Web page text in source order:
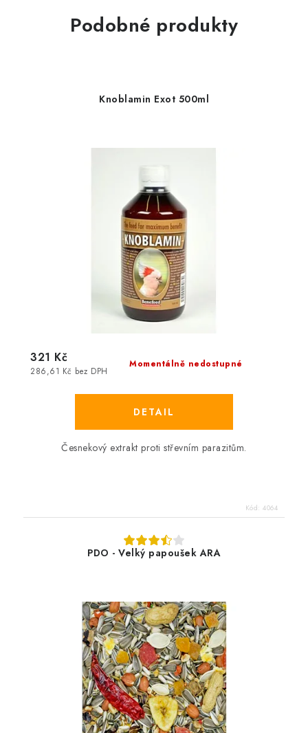
Podobné produkty
Knoblamin Exot 500ml
Momentálně nedostupné
286,61 Kč bez DPH
321 Kč
Česnekový extrakt proti střevním parazitům.
Kód: 4064
PDO - Velký papoušek ARA